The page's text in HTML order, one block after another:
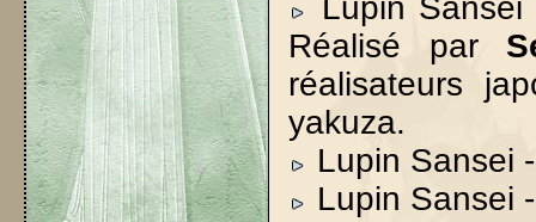
Lupin
Réalisé par
réalisateurs
yakuza.
Lupin Sansei
Lupin Sansei